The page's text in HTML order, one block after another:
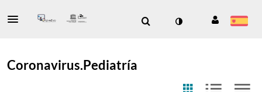
Coronavirus.Pediatría